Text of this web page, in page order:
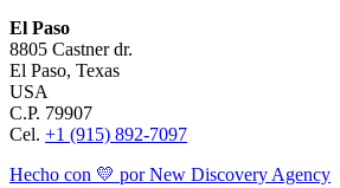
El Paso
8805 Castner dr.
El Paso, Texas
USA
C.P. 79907
Cel. +1 (915) 892-7097
Hecho con 💛 por New Discovery Agency